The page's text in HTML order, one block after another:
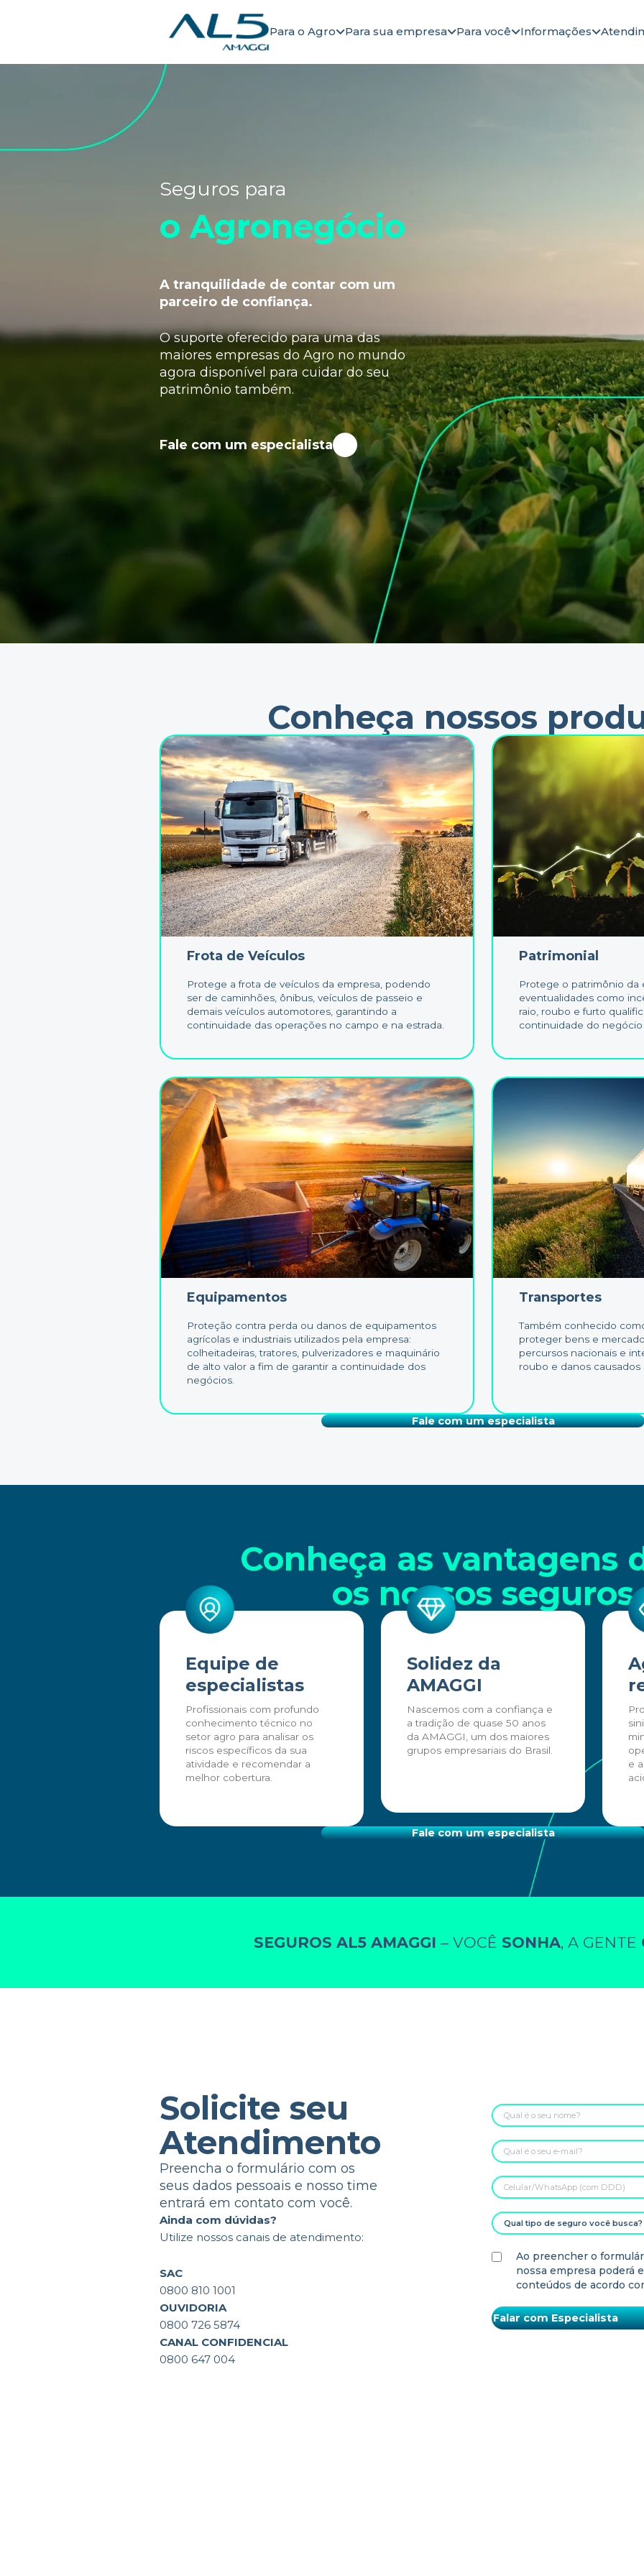
Para o Agro Para sua empresa Para você Informações
Seguros para
o Agronegócio
A tranquilidade de contar com um
parceiro de confiança.
O suporte oferecido para uma das
maiores empresas do Agro no mundo
agora disponível para cuidar do seu
patrimônio também.
Fale com um especialista
Conheça nossos
Frota de Veículos
Protege a frota de veículos da empresa, podendo
ser de caminhões, ônibus, veículos de passeio e
demais veículos automotores, garantindo a
continuidade das operações no campo e na estrada.
Patrimonial
Protege o patrimônio da
eventualidades como
raio, roubo e furto
continuidade do negócio
Equipamentos
Proteção contra perda ou danos de equipamentos
agrícolas e industriais utilizados pela empresa:
colheitadeiras, tratores, pulverizadores e maquinário
de alto valor a fim de garantir a continuidade dos
negócios.
Transportes
Também conhecido
proteger bens e
percursos nacionais e
roubo e danos
Fale com um especialista
Conheça as vantagens
os nossos seguros
Equipe de
especialistas
Profissionais com profundo
conhecimento técnico no
setor agro para analisar os
riscos específicos da sua
atividade e recomendar a
melhor cobertura.
Solidez da
AMAGGI
Nascemos com a confiança e
a tradição de quase 50 anos
da AMAGGI, um dos maiores
grupos empresariais do Brasil.
e
Fale com um especialista
SEGUROS AL5 AMAGGI – VOCÊ SONHA, A GENTE
Solicite seu
Atendimento
Preencha o formulário com os
seus dados pessoais e nosso time
entrará em contato com você.
Ainda com dúvidas?
Utilize nossos canais de atendimento:
SAC
0800 810 1001
OUVIDORIA
0800 726 5874
CANAL CONFIDENCIAL
0800 647 004
Ao preencher o
nossa empresa poderá
conteúdos de acordo